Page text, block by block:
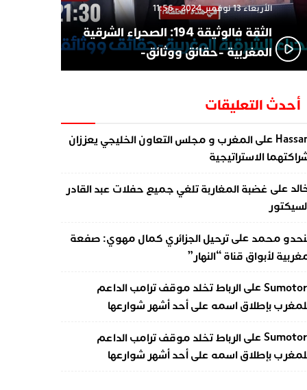
الأربعاء 13 نوفمبر 2024 - 11:56
الثقة فالوثيقة 194: الصحراء الشرقية
المغربية -حقائق ووثائق-
أحدث التعليقات
علىالمغرب و مجلس التعاون الخليجي يعززان
الاستراتيجية
على غضبة المغاربة تلغي جميع حفلات عبد القادر
محمد علىترحيل الجزائري كمال مهوي: صفعة
لأبواق قناة “النهار”
علىالرباط تخلد موقف ترامب الداعم
بإطلاق اسمه على أحد أشهر شوارعها
علىالرباط تخلد موقف ترامب الداعم
بإطلاق اسمه على أحد أشهر شوارعها